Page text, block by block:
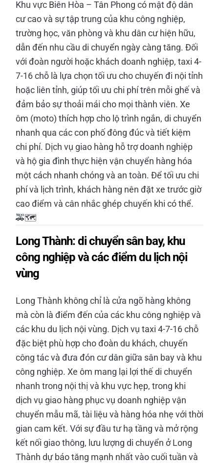
Khu vực Biên Hòa – Tân Phong có mật độ dân
cư cao và sự tập trung của khu công nghiệp,
trường học, văn phòng và khu dân cư hiện hữu,
dẫn đến nhu cầu di chuyển ngày càng tăng. Đối
với đoàn người hoặc khách doanh nghiệp, taxi 4-
7-16 chỗ là lựa chọn tối ưu cho chuyến đi nội tỉnh
hoặc liên tỉnh, giúp tối ưu chi phí trên mỗi ghế và
đảm bảo sự thoải mái cho mọi thành viên. Xe
ôm (moto) thích hợp cho lộ trình ngắn, di chuyển
nhanh qua các con phố đông đúc và tiết kiệm
chi phí. Dịch vụ giao hàng hỗ trợ doanh nghiệp
và hộ gia đình thực hiện vận chuyển hàng hóa
một cách nhanh chóng và an toàn. Để tối ưu chi
phí và lịch trình, khách hàng nên đặt xe trước giờ
cao điểm và cân nhắc ghép chuyến khi có thể.
🚕🗺️
Long Thành: di chuyển sân bay, khu
công nghiệp và các điểm du lịch nội
vùng
Long Thành không chỉ là cửa ngõ hàng không
mà còn là điểm đến của các khu công nghiệp và
các khu du lịch nội vùng. Dịch vụ taxi 4-7-16 chỗ
đặc biệt phù hợp cho đoàn du khách, chuyến
công tác và đưa đón cư dân giữa sân bay và khu
công nghiệp. Xe ôm mang lại lợi thế di chuyển
nhanh trong nội thị và khu vực hẹp, trong khi
dịch vụ giao hàng phục vụ doanh nghiệp vận
chuyển mẫu mã, tài liệu và hàng hóa nhẹ với thời
gian cam kết. Với sự đầu tư hạ tầng và mở rộng
kết nối giao thông, lưu lượng di chuyển ở Long
Thành dự báo tăng mạnh nhất vào cuối tuần và